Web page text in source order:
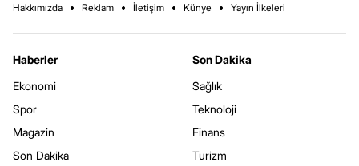
Hakkımızda Reklam İletişim Künye Yayın İlkeleri
Haberler
Ekonomi
Spor
Magazin
Son Dakika
Son Dakika
Sağlık
Teknoloji
Finans
Turizm